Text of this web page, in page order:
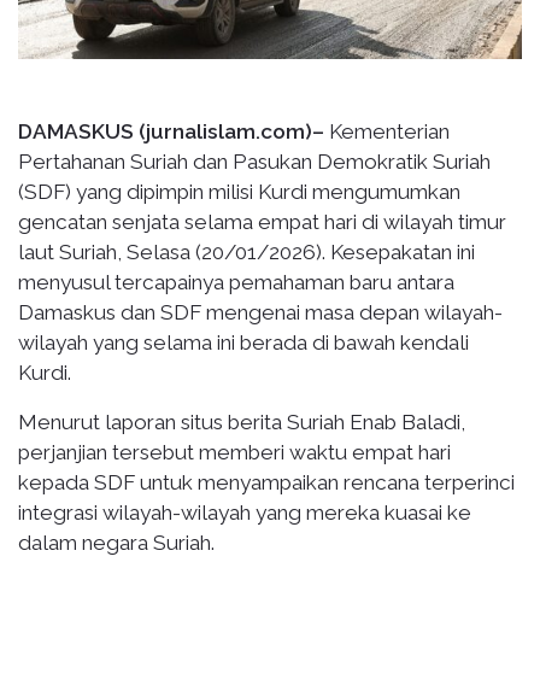
DAMASKUS (jurnalislam.com)– Kementerian
Pertahanan Suriah dan Pasukan Demokratik Suriah
(SDF) yang dipimpin milisi Kurdi mengumumkan
gencatan senjata selama empat hari di wilayah timur
laut Suriah, Selasa (20/01/2026). Kesepakatan ini
menyusul tercapainya pemahaman baru antara
Damaskus dan SDF mengenai masa depan wilayah-
wilayah yang selama ini berada di bawah kendali
Kurdi.
Menurut laporan situs berita Suriah Enab Baladi,
perjanjian tersebut memberi waktu empat hari
kepada SDF untuk menyampaikan rencana terperinci
integrasi wilayah-wilayah yang mereka kuasai ke
dalam negara Suriah.